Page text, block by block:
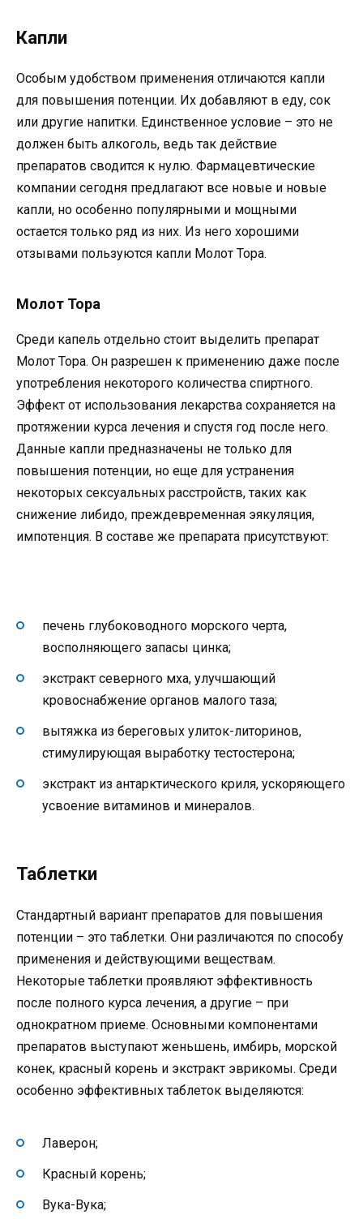
Капли
Особым удобством применения отличаются капли
для повышения потенции. Их добавляют в еду, сок
или другие напитки. Единственное условие – это не
должен быть алкоголь, ведь так действие
препаратов сводится к нулю. Фармацевтические
компании сегодня предлагают все новые и новые
капли, но особенно популярными и мощными
остается только ряд из них. Из него хорошими
отзывами пользуются капли Молот Тора.
Молот Тора
Среди капель отдельно стоит выделить препарат
Молот Тора. Он разрешен к применению даже после
употребления некоторого количества спиртного.
Эффект от использования лекарства сохраняется на
протяжении курса лечения и спустя год после него.
Данные капли предназначены не только для
повышения потенции, но еще для устранения
некоторых сексуальных расстройств, таких как
снижение либидо, преждевременная эякуляция,
импотенция. В составе же препарата присутствуют:
печень глубоководного морского черта,
восполняющего запасы цинка;
экстракт северного мха, улучшающий
кровоснабжение органов малого таза;
вытяжка из береговых улиток-литоринов,
стимулирующая выработку тестостерона;
экстракт из антарктического криля, ускоряющего
усвоение витаминов и минералов.
Таблетки
Стандартный вариант препаратов для повышения
потенции – это таблетки. Они различаются по способу
применения и действующими веществам.
Некоторые таблетки проявляют эффективность
после полного курса лечения, а другие – при
однократном приеме. Основными компонентами
препаратов выступают женьшень, имбирь, морской
конек, красный корень и экстракт эврикомы. Среди
особенно эффективных таблеток выделяются:
Лаверон;
Красный корень;
Вука-Вука;